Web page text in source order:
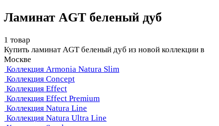
Ламинат AGT беленый дуб
1 товар
Купить ламинат AGT беленый дуб из новой коллекции в
Москве
Коллекция Armonia Natura Slim
Коллекция Concept
Коллекция Effect
Коллекция Effect Premium
Коллекция Natura Line
Коллекция Natura Ultra Line